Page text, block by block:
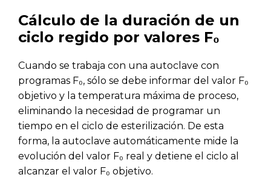
Cálculo de la duración de un
ciclo regido por valores F₀
Cuando se trabaja con una autoclave con
programas F₀, sólo se debe informar del valor F₀
objetivo y la temperatura máxima de proceso,
eliminando la necesidad de programar un
tiempo en el ciclo de esterilización. De esta
forma, la autoclave automáticamente mide la
evolución del valor F₀ real y detiene el ciclo al
alcanzar el valor F₀ objetivo.